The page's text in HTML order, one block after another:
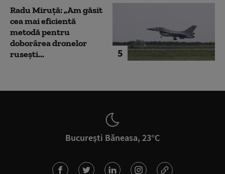
5
Radu Miruță: „Am găsit
cea mai eficientă
metodă pentru
doborârea dronelor
rusești...
București Băneasa, 23°C